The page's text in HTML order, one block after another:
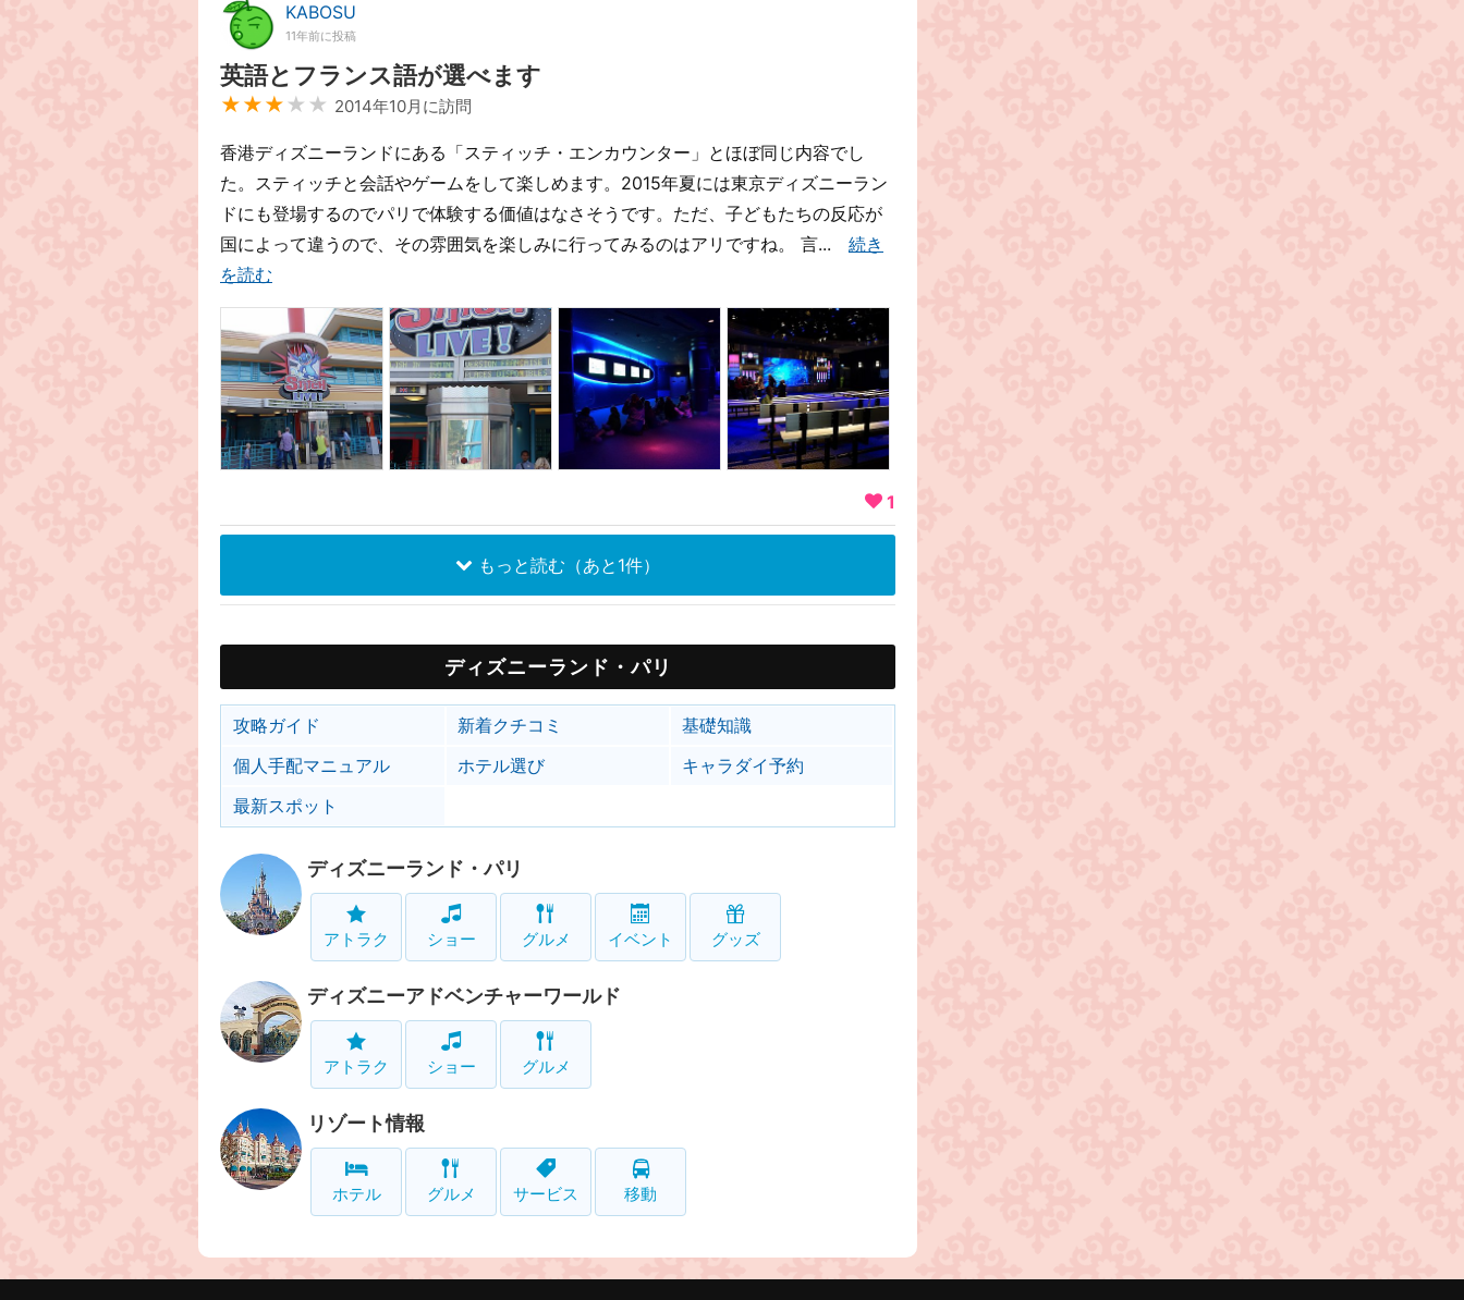
KABOSU
11年前に投稿
英語とフランス語が選べます
★★★ ★★ 2014年10月に訪問
香港ディズニーランドにある「スティッチ・エンカウンター」とほぼ同じ内容でし
た。スティッチと会話やゲームをして楽しめます。2015年夏には東京ディズニーラン
ドにも登場するのでパリで体験する価値はなさそうです。ただ、子どもたちの反応が
国によって違うので、その雰囲気を楽しみに行ってみるのはアリですね。 言... 続き
を読む
1
もっと読む（あと1件）
ディズニーランド・パリ
攻略ガイド 新着クチコミ
基礎知識
個人手配マニュアル
ホテル選び
キャラダイ予約
最新スポット
ディズニーランド・パリ
アトラク ショー グルメ イベント グッズ
ディズニーアドベンチャーワールド
アトラク ショー グルメ
リゾート情報
ホテル グルメ サービス 移動